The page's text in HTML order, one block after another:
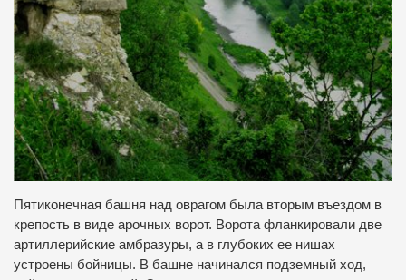
Пятиконечная башня над оврагом была вторым въездом в
крепость в виде арочных ворот. Ворота фланкировали две
артиллерийские амбразуры, а в глубоких ее нишах
устроены бойницы. В башне начинался подземный ход,